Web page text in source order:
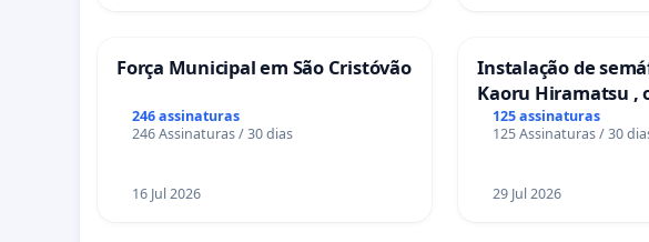
Força Municipal em São Cristóvão
246 assinaturas
246 Assinaturas / 30 dias
16 Jul 2026
Instalação de
Kaoru Hiramatsu ,
Eletrônica
125 assinaturas
125 Assinaturas / 30
29 Jul 2026